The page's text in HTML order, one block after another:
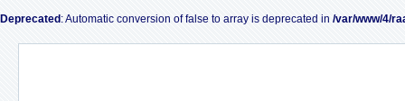
Deprecated : Automatic conversion of false to array is deprecated in /var/www/4/